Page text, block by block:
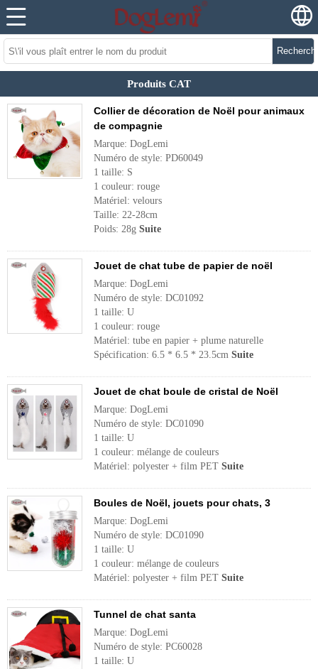
Produits CAT
Collier de décoration de Noël pour animaux
de compagnie
Marque: DogLemi
Numéro de style: PD60049
1 taille: S
1 couleur: rouge
Matériel: velours
Taille: 22-28cm
Poids: 28g Suite
Jouet de chat tube de papier de noël
Marque: DogLemi
Numéro de style: DC01092
1 taille: U
1 couleur: rouge
Matériel: tube en papier + plume naturelle
Spécification: 6.5 * 6.5 * 23.5cm Suite
Jouet de chat boule de cristal de Noël
Marque: DogLemi
Numéro de style: DC01090
1 taille: U
1 couleur: mélange de couleurs
Matériel: polyester + film PET Suite
Boules de Noël, jouets pour chats, 3
Marque: DogLemi
Numéro de style: DC01090
1 taille: U
1 couleur: mélange de couleurs
Matériel: polyester + film PET Suite
Tunnel de chat santa
Marque: DogLemi
Numéro de style: PC60028
1 taille: U